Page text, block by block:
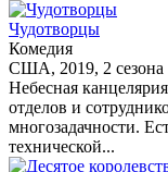
Чудотворцы
Комедия
США, 2019, 2 сезона
Небесная
отделов и
многозадачности.
технической...